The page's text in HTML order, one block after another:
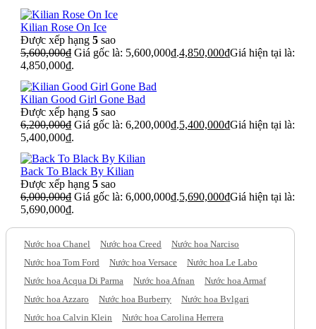
Kilian Rose On Ice
Được xếp hạng 5 sao
5,600,000₫ Giá gốc là: 5,600,000₫.4,850,000₫Giá hiện tại là:
4,850,000₫.
Kilian Good Girl Gone Bad
Được xếp hạng 5 sao
6,200,000₫ Giá gốc là: 6,200,000₫.5,400,000₫Giá hiện tại là:
5,400,000₫.
Back To Black By Kilian
Được xếp hạng 5 sao
6,000,000₫ Giá gốc là: 6,000,000₫.5,690,000₫Giá hiện tại là:
5,690,000₫.
Nước hoa Chanel Nước hoa Creed
Nước hoa Narciso
Nước hoa Tom Ford
Nước hoa Versace
Nước hoa Le Labo
Nước hoa Acqua Di Parma
Nước hoa Afnan
Nước hoa Armaf
Nước hoa Azzaro
Nước hoa Burberry
Nước hoa Bvlgari
Nước hoa Calvin Klein
Nước hoa Carolina Herrera